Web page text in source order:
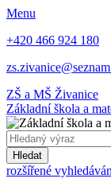
Menu
+420 466 924 180
ZŠ a MŠ Živanice
Základní škola a
Hledat
rozšířené